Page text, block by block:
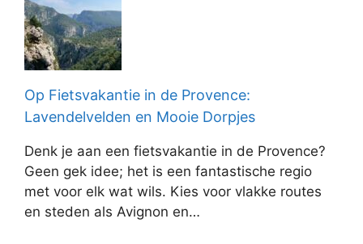
Op Fietsvakantie in de Provence:
Lavendelvelden en Mooie Dorpjes
Denk je aan een fietsvakantie in de Provence?
Geen gek idee; het is een fantastische regio
met voor elk wat wils. Kies voor vlakke routes
en steden als Avignon en…